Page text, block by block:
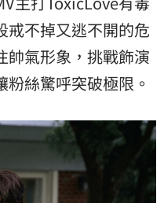
戒不掉又逃不開的危
帥氣形象，挑戰飾演
絲驚呼突破極限。